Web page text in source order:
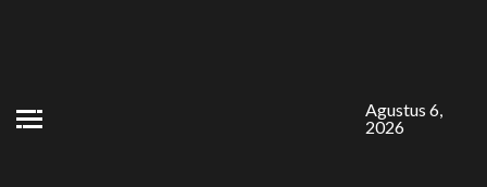
Agustus 6,
2026